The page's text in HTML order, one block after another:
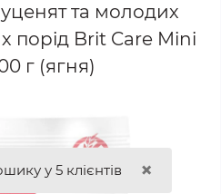
та молодих
порід Brit Care Mini
г (ягня)
у 5 клієнтів ×